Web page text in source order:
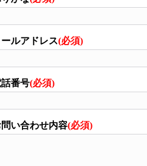
ールアドレス(必須)
番号(必須)
問い合わせ内容(必須)